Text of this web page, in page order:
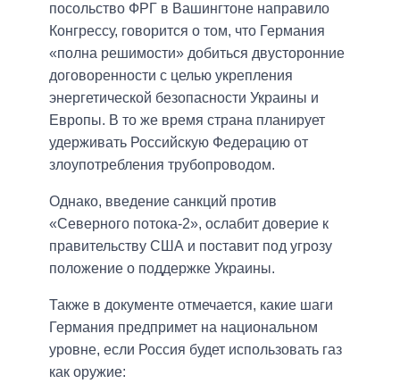
посольство ФРГ в Вашингтоне направило
Конгрессу, говорится о том, что Германия
«полна решимости» добиться двусторонние
договоренности с целью укрепления
энергетической безопасности Украины и
Европы. В то же время страна планирует
удерживать Российскую Федерацию от
злоупотребления трубопроводом.
Однако, введение санкций против
«Северного потока-2», ослабит доверие к
правительству США и поставит под угрозу
положение о поддержке Украины.
Также в документе отмечается, какие шаги
Германия предпримет на национальном
уровне, если Россия будет использовать газ
как оружие: